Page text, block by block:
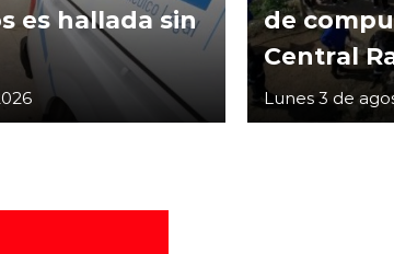
es hallada sin
de
Central
Lunes 3 de